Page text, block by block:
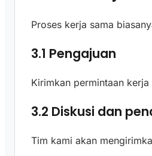
Proses kerja sama
3.1 Pengajuan
Kirimkan permintaan
3.2 Diskusi dan
Tim kami akan